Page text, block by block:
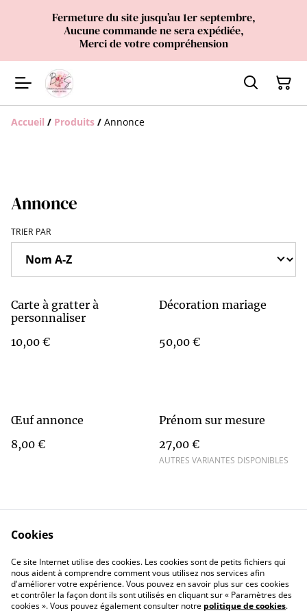
Fermeture du site jusqu’au 1er septembre,
Aucune commande ne sera expédiée,
Merci de votre compréhension
Accueil / Produits / Annonce
Annonce
TRIER PAR
Carte à gratter à
personnaliser
10,00 €
Décoration mariage
50,00 €
Œuf annonce
8,00 €
Prénom sur mesure
27,00 €
AUTRES VARIANTES DISPONIBLES
Contact Us
Legal Terms
Privacy Policy
Cookie Policy
Cookies
Ce site Internet utilise des cookies. Les cookies sont de petits fichiers qui
nous aident à comprendre comment vous utilisez nos services afin
d'améliorer votre expérience. Vous pouvez en savoir plus sur ces cookies
et contrôler la façon dont ils sont utilisés en cliquant sur « Paramètres des
cookies ». Vous pouvez également consulter notre politique de cookies.